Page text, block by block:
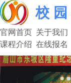
校 园
官网首页 关于我们
课程介绍 在线报名
中
用“心”做